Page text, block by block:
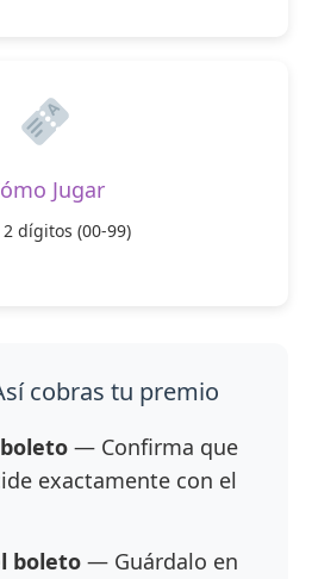
Jugar
2 dígitos (00-99)
cobras tu premio
— Confirma que
exactamente con el
boleto — Guárdalo en